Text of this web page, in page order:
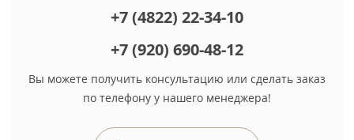
+7 (4822) 22-34-10
+7 (920) 690-48-12
Вы можете получить консультацию или сделать заказ
по телефону у нашего менеджера!